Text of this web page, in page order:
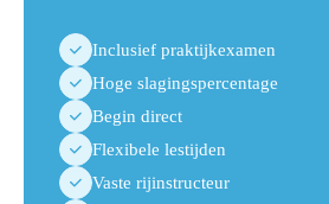
Inclusief praktijkexamen
Hoge slagingspercentage
Begin direct
Flexibele lestijden
Vaste rijinstructeur